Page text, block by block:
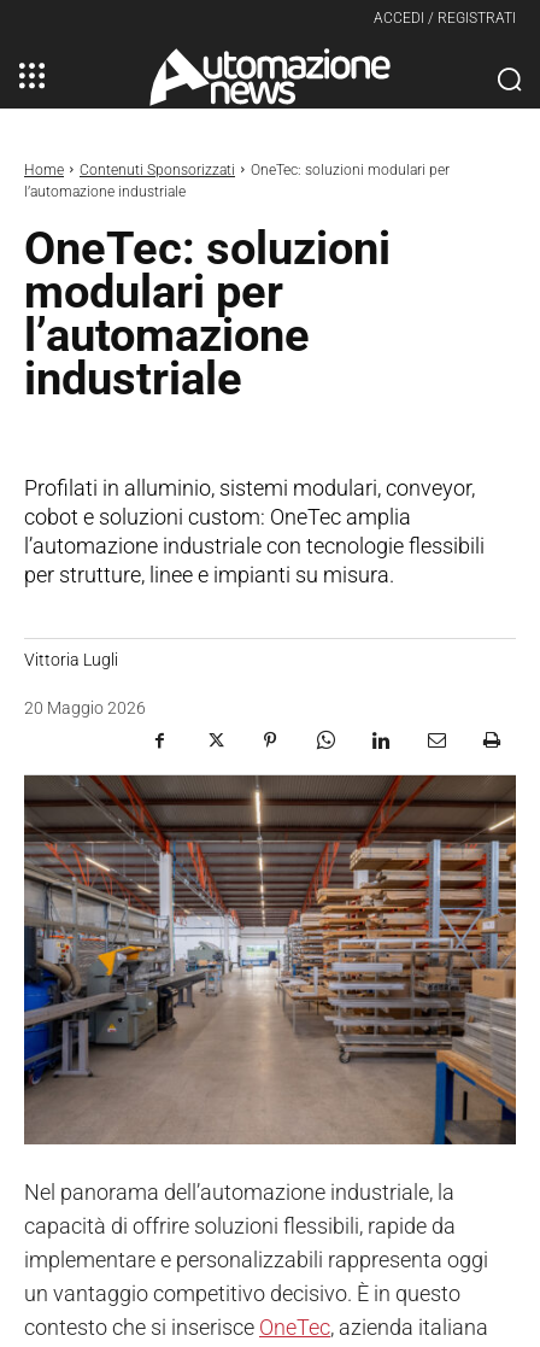
ACCEDI / REGISTRATI
Home Contenuti Sponsorizzati
OneTec: soluzioni modulari per
l’automazione industriale
OneTec: soluzioni
modulari per
l’automazione
industriale
Profilati in alluminio, sistemi modulari, conveyor,
cobot e soluzioni custom: OneTec amplia
l’automazione industriale con tecnologie flessibili
per strutture, linee e impianti su misura.
Vittoria Lugli
20 Maggio 2026
Nel panorama dell’automazione industriale, la
capacità di offrire soluzioni flessibili, rapide da
implementare e personalizzabili rappresenta oggi
un vantaggio competitivo decisivo. È in questo
contesto che si inserisce OneTec, azienda italiana